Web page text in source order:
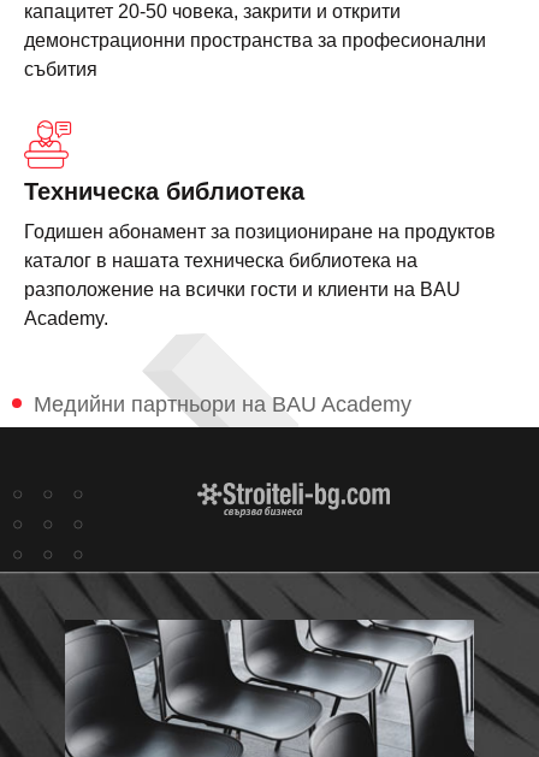
капацитет 20-50 човека, закрити и открити
демонстрационни пространства за професионални
събития
Техническа библиотека
Годишен абонамент за позициониране на продуктов
каталог в нашата техническа библиотека на
разположение на всички гости и клиенти на BAU
Academy.
Медийни партньори на BAU Academy